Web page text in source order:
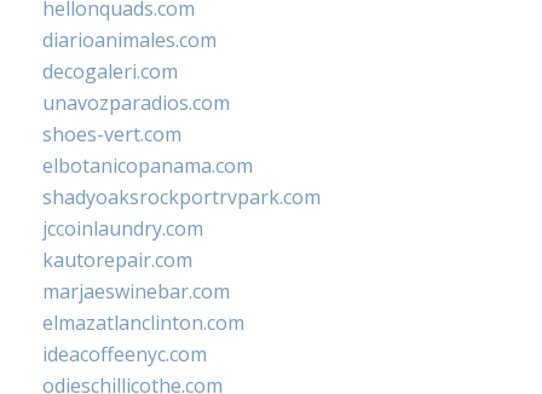
hellonquads.com
diarioanimales.com
decogaleri.com
unavozparadios.com
shoes-vert.com
elbotanicopanama.com
shadyoaksrockportrvpark.com
jccoinlaundry.com
kautorepair.com
marjaeswinebar.com
elmazatlanclinton.com
ideacoffeenyc.com
odieschillicothe.com